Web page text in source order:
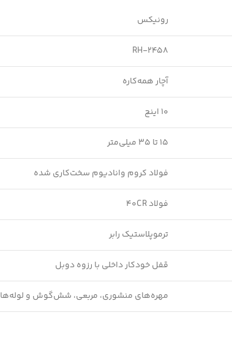
رونیکس
RH-2458
آچار همه‌کاره
۱۰ اینچ
۱۵ تا ۳۵ میلی‌متر
فولاد کروم وانادیوم سخت‌کاری شده
فولاد 40CR
ترموپلاستیک رابر
قفل خودکار داخلی با رزوه دوبل
مهره‌های منشوری، مربعی، شش‌گوش و لوله‌ها